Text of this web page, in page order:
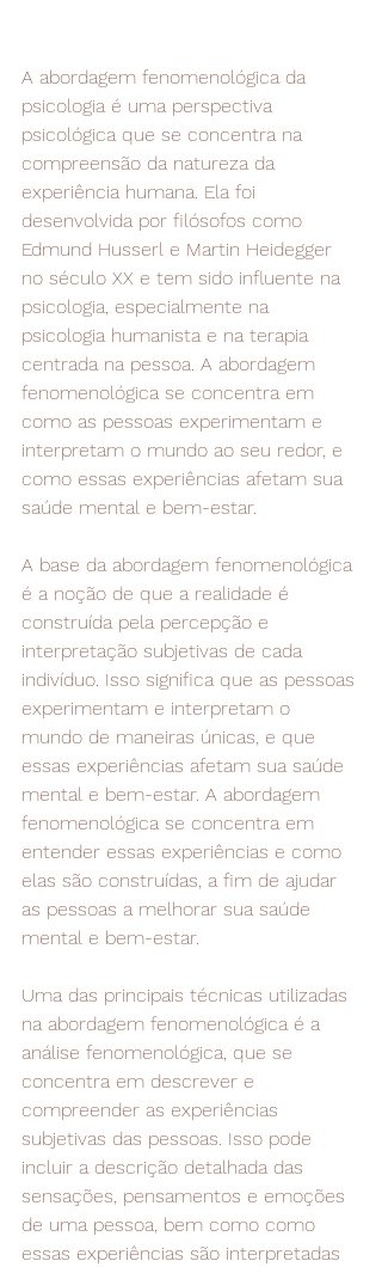
A abordagem fenomenológica da
psicologia é uma perspectiva
psicológica que se concentra na
compreensão da natureza da
experiência humana. Ela foi
desenvolvida por filósofos como
Edmund Husserl e Martin Heidegger
no século XX e tem sido influente na
psicologia, especialmente na
psicologia humanista e na terapia
centrada na pessoa. A abordagem
fenomenológica se concentra em
como as pessoas experimentam e
interpretam o mundo ao seu redor, e
como essas experiências afetam sua
saúde mental e bem-estar.
A base da abordagem fenomenológica
é a noção de que a realidade é
construída pela percepção e
interpretação subjetivas de cada
indivíduo. Isso significa que as pessoas
experimentam e interpretam o
mundo de maneiras únicas, e que
essas experiências afetam sua saúde
mental e bem-estar. A abordagem
fenomenológica se concentra em
entender essas experiências e como
elas são construídas, a fim de ajudar
as pessoas a melhorar sua saúde
mental e bem-estar.
Uma das principais técnicas utilizadas
na abordagem fenomenológica é a
análise fenomenológica, que se
concentra em descrever e
compreender as experiências
subjetivas das pessoas. Isso pode
incluir a descrição detalhada das
sensações, pensamentos e emoções
de uma pessoa, bem como como
essas experiências são interpretadas